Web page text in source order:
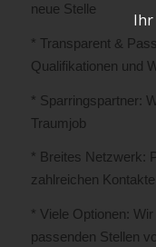
neue Stelle
* Transparent &
Qualifikationen und
* Sparringspartner:
Traumjob
* Breites Netzwerk:
zahlreichen
* Viele Optionen:
passenden Stellen
Ihr